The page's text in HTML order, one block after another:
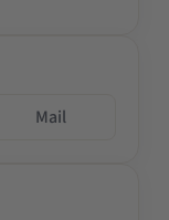
Mail